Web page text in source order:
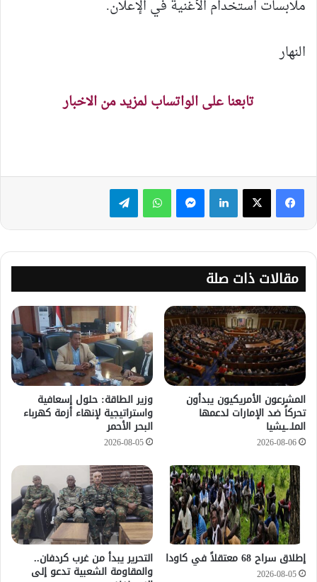
ملابسات استخدام الأغنية في الإعلان.
النهار
تابعنا على الواتساب لمزيد من الاخبار
لينكدإن ماسنجر واتساب تيلقرام
مقالات ذات صلة
المشرعون الأمريكيون يبدأون
تحركاً ضد الإمارات لدعمها
الملـ.ـيشيا
2026-08-06
وزير الطاقة: حلول إسعافية
واستراتيجية لإنهاء أزمة كهرباء
البحر الأحمر
2026-08-05
إطلاق سراح 68 معتقلاً في كاودا
2026-08-05
التحرير يبدأ من غرب كردفان..
والمقاومة الشعبية تدعو إلى